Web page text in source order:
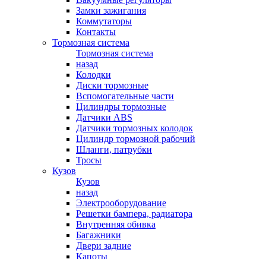
Замки зажигания
Коммутаторы
Контакты
Тормозная система
Тормозная система
назад
Колодки
Диски тормозные
Вспомогательные части
Цилиндры тормозные
Датчики ABS
Датчики тормозных колодок
Цилиндр тормозной рабочий
Шланги, патрубки
Тросы
Кузов
Кузов
назад
Электрооборудование
Решетки бампера, радиатора
Внутренняя обивка
Багажники
Двери задние
Капоты